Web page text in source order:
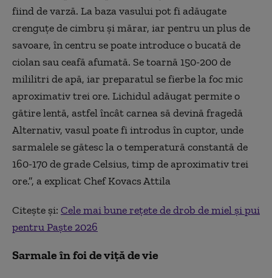
fiind de varză. La baza vasului pot fi adăugate
crenguțe de cimbru și mărar, iar pentru un plus de
savoare, în centru se poate introduce o bucată de
ciolan sau ceafă afumată. Se toarnă 150-200 de
mililitri de apă, iar preparatul se fierbe la foc mic
aproximativ trei ore. Lichidul adăugat permite o
gătire lentă, astfel încât carnea să devină fragedă
Alternativ, vasul poate fi introdus în cuptor, unde
sarmalele se gătesc la o temperatură constantă de
160-170 de grade Celsius, timp de aproximativ trei
ore.”, a explicat Chef Kovacs Attila
Citește și: Cele mai bune rețete de drob de miel și pui
pentru Paște 2026
Sarmale în foi de viță de vie